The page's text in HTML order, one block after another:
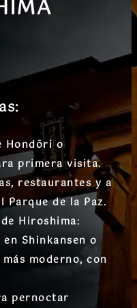
Hondōri o
primera visita.
restaurantes y a
Parque de la Paz.
Hiroshima:
Shinkansen o
moderno, con
pernoctar